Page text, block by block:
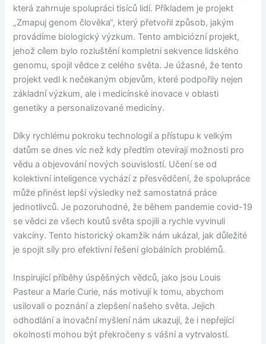
která zahrnuje spolupráci tisíců lidí. Příkladem je projekt
„Zmapuj genom člověka“, který přetvořil způsob, jakým
provádíme biologický výzkum. Tento ambiciózní projekt,
jehož cílem bylo rozluštění kompletní sekvence lidského
genomu, spojil vědce z celého světa. Je úžasné, že tento
projekt vedl k nečekaným objevům, které podpořily nejen
základní výzkum, ale i medicínské inovace v oblasti
genetiky a personalizované medicíny.
Díky rychlému pokroku technologií a přístupu k velkým
datům se dnes víc než kdy předtím otevírají možnosti pro
vědu a objevování nových souvislostí. Učení se od
kolektivní inteligence vychází z přesvědčení, že spolupráce
může přinést lepší výsledky než samostatná práce
jednotlivců. Je pozoruhodné, že během pandemie covid-19
se vědci ze všech koutů světa spojili a rychle vyvinuli
vakcíny. Tento historický okamžik nám ukázal, jak důležité
je spojit síly pro efektivní řešení globálních problémů.
Inspirující příběhy úspěšných vědců, jako jsou Louis
Pasteur a Marie Curie, nás motivují k tomu, abychom
usilovali o poznání a zlepšení našeho světa. Jejich
odhodlání a inovační myšlení nám ukazují, že i nepřející
okolnosti mohou být překročeny s vášní a vytrvalostí.